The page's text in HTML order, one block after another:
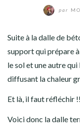
par
Suite à la dalle de
support qui prépare
le sol et une autre
diffusant la chaleur
Et là, il faut réfléchir
Voici donc la dalle